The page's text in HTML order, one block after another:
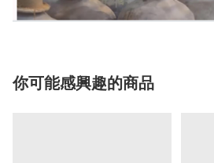
你可能感興趣的商品